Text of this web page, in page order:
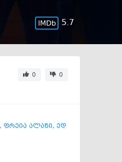
5.7
0
0
, ფრეია ალანი, ედ